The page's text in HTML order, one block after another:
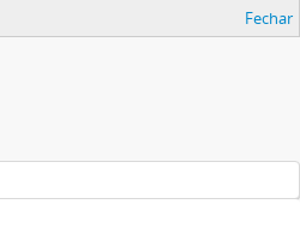
Fechar